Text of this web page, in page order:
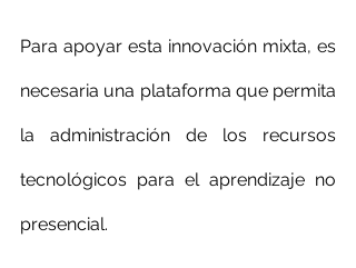
Para apoyar esta innovación mixta, es
necesaria una plataforma que permita
la administración de los recursos
tecnológicos para el aprendizaje no
presencial.